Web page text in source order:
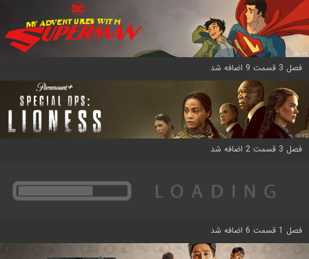
فصل 3 قسمت 9 اضافه شد
فصل 3 قسمت 2 اضافه شد
فصل 1 قسمت 6 اضافه شد